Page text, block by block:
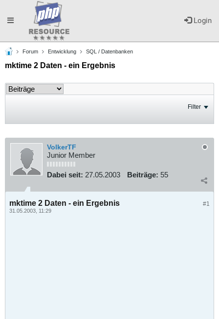
Login
Toggle
navigation
Forum Entwicklung SQL / Datenbanken
mktime 2 Daten - ein Ergebnis
Filter
VolkerTF
Junior Member
Dabei seit: 27.05.2003 Beiträge: 55
#1
mktime 2 Daten - ein Ergebnis
31.05.2003, 11:29